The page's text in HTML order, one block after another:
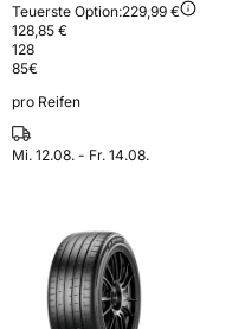
Teuerste Option:229,99 €
128,85 €
128
85€
pro Reifen
Mi. 12.08. - Fr. 14.08.